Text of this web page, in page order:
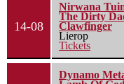
14-08
Nirwana
The Dirty
Clawfinger
Lierop
Tickets
Dynamo